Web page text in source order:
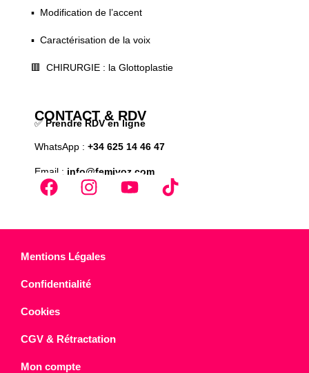
▪️ Modification de l’accent
▪️ Caractérisation de la voix
🟥 CHIRURGIE : la Glottoplastie
CONTACT & RDV
✅ Prendre RDV en ligne
WhatsApp : +34 625 14 46 47
Email : info@femivoz.com
Mentions Légales
Confidentialité
Cookies
CGV & Rétractation
Mon compte